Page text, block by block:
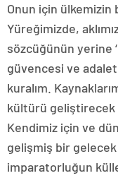
Onun için ülkemizin
Yüreğimizde,
sözcüğünün yerine
güvencesi ve
kuralım.
kültürü geliştirecek
Kendimiz için ve
gelişmiş bir
imparatorluğun